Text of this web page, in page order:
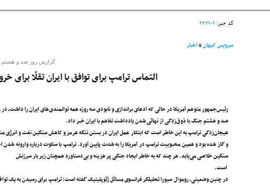
کد خبر: ۳۳۲۹۰۴
سرویس کیهان»اخبار
گزارش روز صد و
التماس ترامپ برای توافق با ایران تقلّا
رئیس‌جمهور متوهم آمریکا در حالی که ادعای براندازی و نابودی سه روزه همه توانمندی‌های ایران را داشت، در
صد و هشتم جنگ با ذوق‌زدگی از نهائی شدن یادداشت تفاهم با ایران خبر داد.
هیجان‌زدگی ترامپ به این خاطر است که ابتکار عمل ایران در بستن تنگه هرمز و کاهش سنگین نفت و
و گاز شده بود و همین محبوبیت ترامپ در آمریکا را به شدت پایین آورد. ترامپ با سکوت درباره وارونه
سنگین خلاصی می‌یابد. هر چند که به خاطر ایجاد جنگی پر هزینه و بی‌دستاورد همچنان زیر بار سرزنش
است.
در چنین وضعیتی، روموال سیورا تحلیلگر فرانسوی مسائل ژئوپلیتیک گفته است: ترامپ برای رسیدن به یک